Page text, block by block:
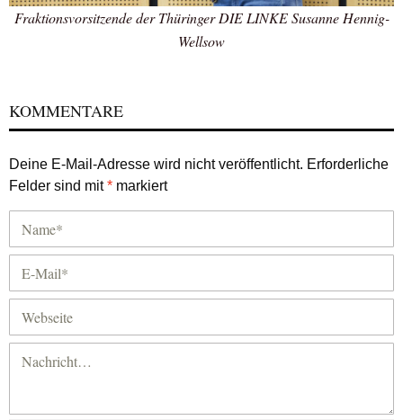
Fraktionsvorsitzende der Thüringer DIE LINKE Susanne Hennig-
Wellsow
KOMMENTARE
Deine E-Mail-Adresse wird nicht veröffentlicht. Erforderliche
Felder sind mit* markiert